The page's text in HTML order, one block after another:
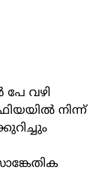
വഴി
നിന്ന്